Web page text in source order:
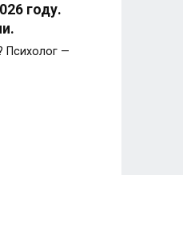
году.
Психолог —